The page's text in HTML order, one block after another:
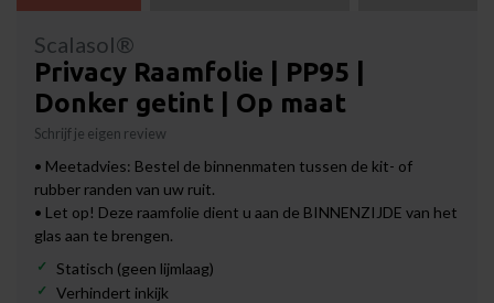
Scalasol®
Privacy Raamfolie | PP95 |
Donker getint | Op maat
Schrijf je eigen review
• Meetadvies: Bestel de binnenmaten tussen de kit- of
rubber randen van uw ruit.
• Let op! Deze raamfolie dient u aan de BINNENZIJDE van het
glas aan te brengen.
Statisch (geen lijmlaag)
Verhindert inkijk